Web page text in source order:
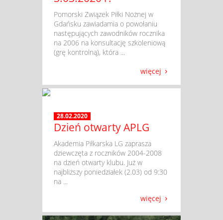
​ Pomorski Związek Piłki Nożnej w
Gdańsku zawiadamia o powołaniu
następujących zawodników rocznika
na 2006 na konsultację szkoleniową
(grę kontrolną), która ...
więcej
28.02.2020
Dzień otwarty APLG
​ Akademia Piłkarska LG zaprasza
dziewczęta z roczników 2004-2008
na dzień otwarty klubu. Już w
najbliższy poniedziałek (2.03) od 9:30
na ...
więcej